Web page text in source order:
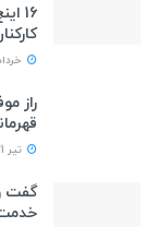
16
خرداد 21,
تیر 31, 1405
گفت
خدمت